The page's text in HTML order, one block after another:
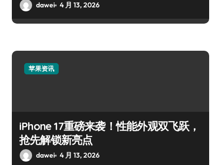
dawei 4 月 13, 2026
苹果资讯
iPhone 17重磅来袭！性能外观双飞跃，
抢先解锁新亮点
dawei 4 月 13, 2026